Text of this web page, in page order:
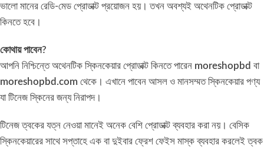
ভালো মানের রেডি-মেড প্রোডাক্ট প্রয়োজন হয়। তখন অবশ্যই অথেনটিক প্রোডাক্ট
কিনতে হবে।
কোথায় পাবেন?
আপনি নিশ্চিন্তে অথেনটিক স্কিনকেয়ার প্রোডাক্ট কিনতে পারেন moreshopbd বা
moreshopbd.com থেকে। এখানে পাবেন আসল ও মানসম্মত স্কিনকেয়ার পণ্য
যা টিনেজ স্কিনের জন্য নিরাপদ।
টিনেজ ত্বকের যত্ন নেওয়া মানেই অনেক বেশি প্রোডাক্ট ব্যবহার করা নয়। বেসিক
স্কিনকেয়ারের সাথে সপ্তাহে এক বা দুইবার ফ্রেশ ফেইস মাস্ক ব্যবহার করলেই ত্বক